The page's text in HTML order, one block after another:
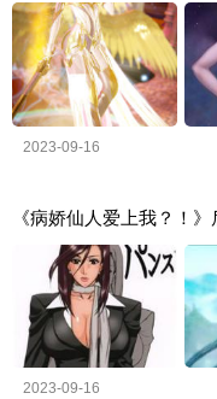
2023-09-16
《病娇仙人爱上我？！
2023-09-16